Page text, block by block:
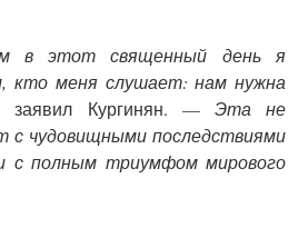
в этот священный день я
кто меня слушает: нам нужна
Кургинян. — Эта не
с чудовищными последствиями
с полным триумфом мирового